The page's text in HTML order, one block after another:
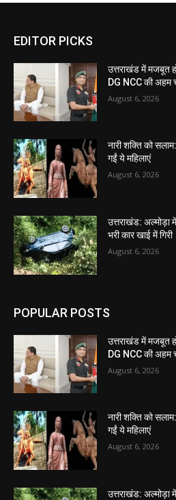
EDITOR PICKS
उत्तराखंड में मजबूत
DG NCC की अहम
August 6, 2026
नारी शक्ति को
गईं ये महिलाएं
August 6, 2026
उत्तराखंड: अल्मोड़ा
भरी कार खाई में गिरी
August 6, 2026
POPULAR POSTS
उत्तराखंड में मजबूत
DG NCC की अहम
August 6, 2026
नारी शक्ति को
गईं ये महिलाएं
August 6, 2026
उत्तराखंड: अल्मोड़ा